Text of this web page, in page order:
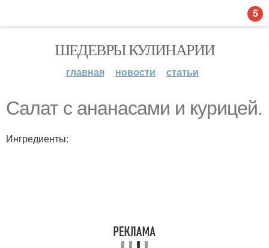
ШЕДЕВРЫ КУЛИНАРИИ
главная новости статьи
Салат с ананасами и курицей.
Ингредиенты:
5